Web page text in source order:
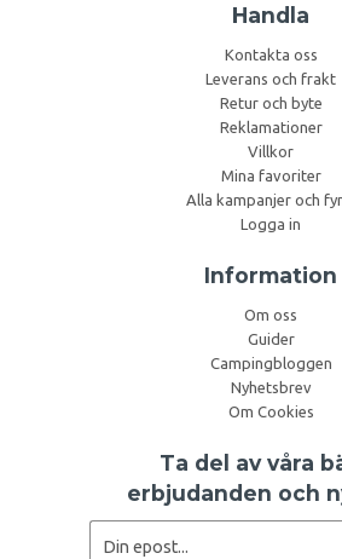
Handla
Kontakta oss
Leverans och frakt
Retur och byte
Reklamationer
Villkor
Mina favoriter
Alla kampanjer och
Logga in
Information
Om oss
Guider
Campingbloggen
Nyhetsbrev
Om Cookies
Ta del av våra
erbjudanden och